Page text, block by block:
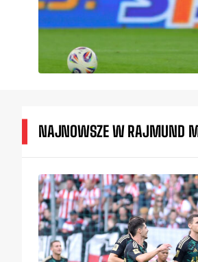
NAJNOWSZE W RAJMUND